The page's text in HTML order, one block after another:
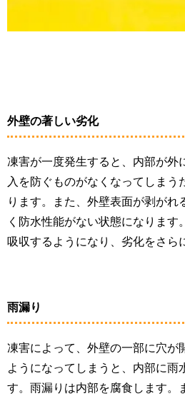
外壁の著しい劣化
凍害が一度発生すると、内部が外
入を防ぐものがなくなってしまう
ります。また、外壁表面が剥がれ
く防水性能がない状態になります
吸収するようになり、劣化をさら
雨漏り
凍害によって、外壁の一部に穴が
ようになってしまうと、内部に雨
す。雨漏りは内部を腐食します。